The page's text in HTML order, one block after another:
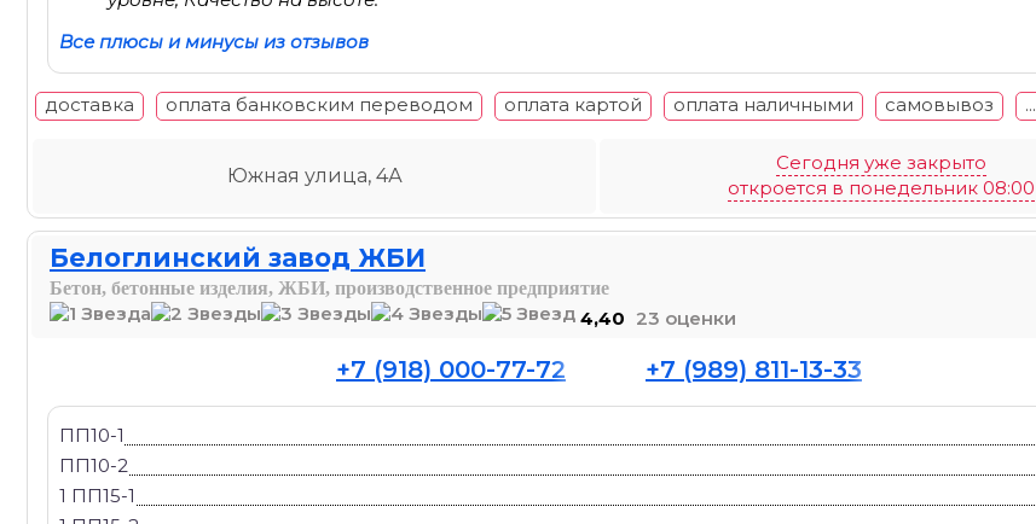
Все плюсы и минусы из отзывов
доставка оплата банковским переводом оплата картой оплата наличными самовывоз ...
Южная улица, 4А
Сегодня уже закрыто
откроется в понедельник 08:00
Белоглинский завод ЖБИ
Бетон, бетонные изделия, ЖБИ, производственное предприятие
4,40 23 оценки
+7 (918) 000-77-72 +7 (989) 811-13-33
ПП10-1
ПП10-2
1 ПП15-1